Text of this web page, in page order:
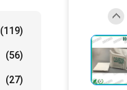
(119)
(56)
(27)